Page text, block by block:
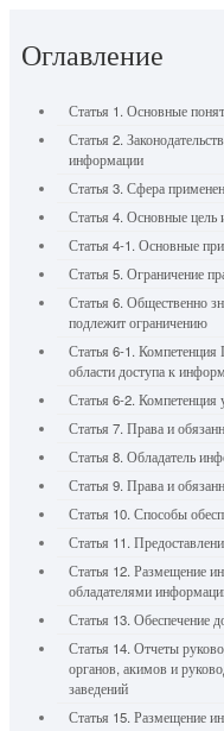
Оглавление
Статья 1. Основные
Статья 2.
информации
Статья 3. Сфера
Статья 4. Основные цель
Статья 4-1. Основные
Статья 5. Ограничение
Статья 6. Общественно
подлежит ограничению
Статья 6-1. Компетенция
области доступа к
Статья 6-2.
Статья 7. Права и
Статья 8. Обладатель
Статья 9. Права и
Статья 10. Способы
Статья 11.
Статья 12. Размещение
обладателями
Статья 13. Обеспечение
Статья 14. Отчеты
органов, акимов и
заведений
Статья 15. Размещение